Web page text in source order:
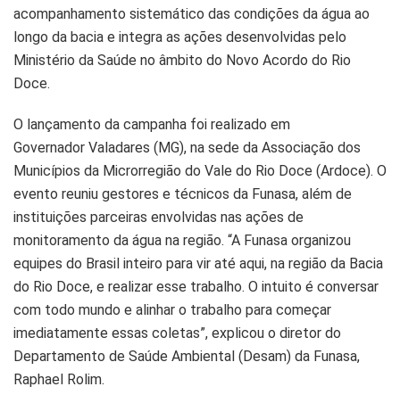
acompanhamento sistemático das condições da água ao
longo da bacia e integra as ações desenvolvidas pelo
Ministério da Saúde no âmbito do Novo Acordo do Rio
Doce.
O lançamento da campanha foi realizado em
Governador Valadares (MG), na sede da Associação dos
Municípios da Microrregião do Vale do Rio Doce (Ardoce). O
evento reuniu gestores e técnicos da Funasa, além de
instituições parceiras envolvidas nas ações de
monitoramento da água na região. “A Funasa organizou
equipes do Brasil inteiro para vir até aqui, na região da Bacia
do Rio Doce, e realizar esse trabalho. O intuito é conversar
com todo mundo e alinhar o trabalho para começar
imediatamente essas coletas”, explicou o diretor do
Departamento de Saúde Ambiental (Desam) da Funasa,
Raphael Rolim.